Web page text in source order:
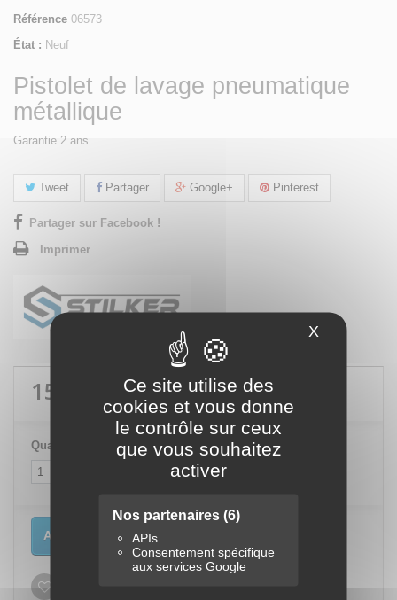
Ce site utilise des
cookies et vous donne
le contrôle sur ceux
que vous souhaitez
activer
Nos partenaires (6)
APIs
Consentement spécifique
aux services Google
X Masquer
Référence 06573
État : Neuf
Pistolet de lavage pneumatique
métallique
Garantie 2 ans
Tweet Partager Google+ Pinterest
Partager sur Facebook !
Imprimer
15,60 € TTC
Quantité
Ajouter au panier